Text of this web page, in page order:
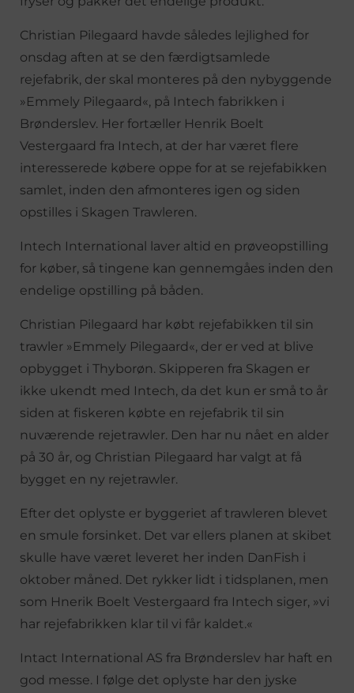
Christian Pilegaard havde således lejlighed for
onsdag aften at se den færdigtsamlede
rejefabrik, der skal monteres på den nybyggende
»Emmely Pilegaard«, på Intech fabrikken i
Brønderslev. Her fortæller Henrik Boelt
Vestergaard fra Intech, at der har været flere
interesserede købere oppe for at se rejefabikken
samlet, inden den afmonteres igen og siden
opstilles i Skagen Trawleren.
Intech International laver altid en prøveopstilling
for køber, så tingene kan gennemgåes inden den
endelige opstilling på båden.
Christian Pilegaard har købt rejefabikken til sin
trawler »Emmely Pilegaard«, der er ved at blive
opbygget i Thyborøn. Skipperen fra Skagen er
ikke ukendt med Intech, da det kun er små to år
siden at fiskeren købte en rejefabrik til sin
nuværende rejetrawler. Den har nu nået en alder
på 30 år, og Christian Pilegaard har valgt at få
bygget en ny rejetrawler.
Efter det oplyste er byggeriet af trawleren blevet
en smule forsinket. Det var ellers planen at skibet
skulle have været leveret her inden DanFish i
oktober måned. Det rykker lidt i tidsplanen, men
som Hnerik Boelt Vestergaard fra Intech siger, »vi
har rejefabrikken klar til vi får kaldet.«
Intact International AS fra Brønderslev har haft en
god messe. I følge det oplyste har den jyske